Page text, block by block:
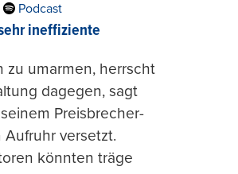
Podcast
ineffiziente
zu umarmen, herrscht
dagegen, sagt
Preisbrecher-
versetzt.
könnten träge